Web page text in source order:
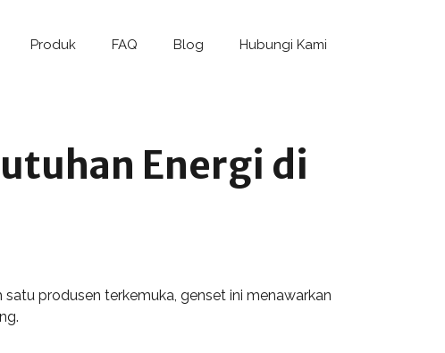
Produk FAQ Blog Hubungi Kami
Energi di
produsen terkemuka, genset ini menawarkan